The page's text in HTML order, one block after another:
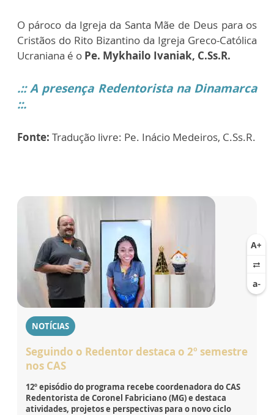
O pároco da Igreja da Santa Mãe de Deus para os
Cristãos do Rito Bizantino da Igreja Greco-Católica
Ucraniana é o Pe. Mykhailo Ivaniak, C.Ss.R.
.:: A presença Redentorista na Dinamarca
::.
Fonte: Tradução livre: Pe. Inácio Medeiros, C.Ss.R.
NOTÍCIAS
Seguindo o Redentor destaca o 2º semestre
nos CAS
12º episódio do programa recebe coordenadora do CAS
Redentorista de Coronel Fabriciano (MG) e destaca
atividades, projetos e perspectivas para o novo ciclo